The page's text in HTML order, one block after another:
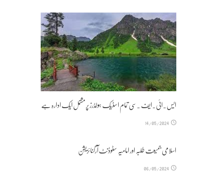
ایس۔ائی۔ایف ۔سی تمام اسٹیک ہولڈرز پر مشتمل ایک ادارہ ہے
14/05/2024
اسلامی جمیعت طلبہ اور امامیہ سٹوڈنٹ آرگنائزیشن
06/05/2024